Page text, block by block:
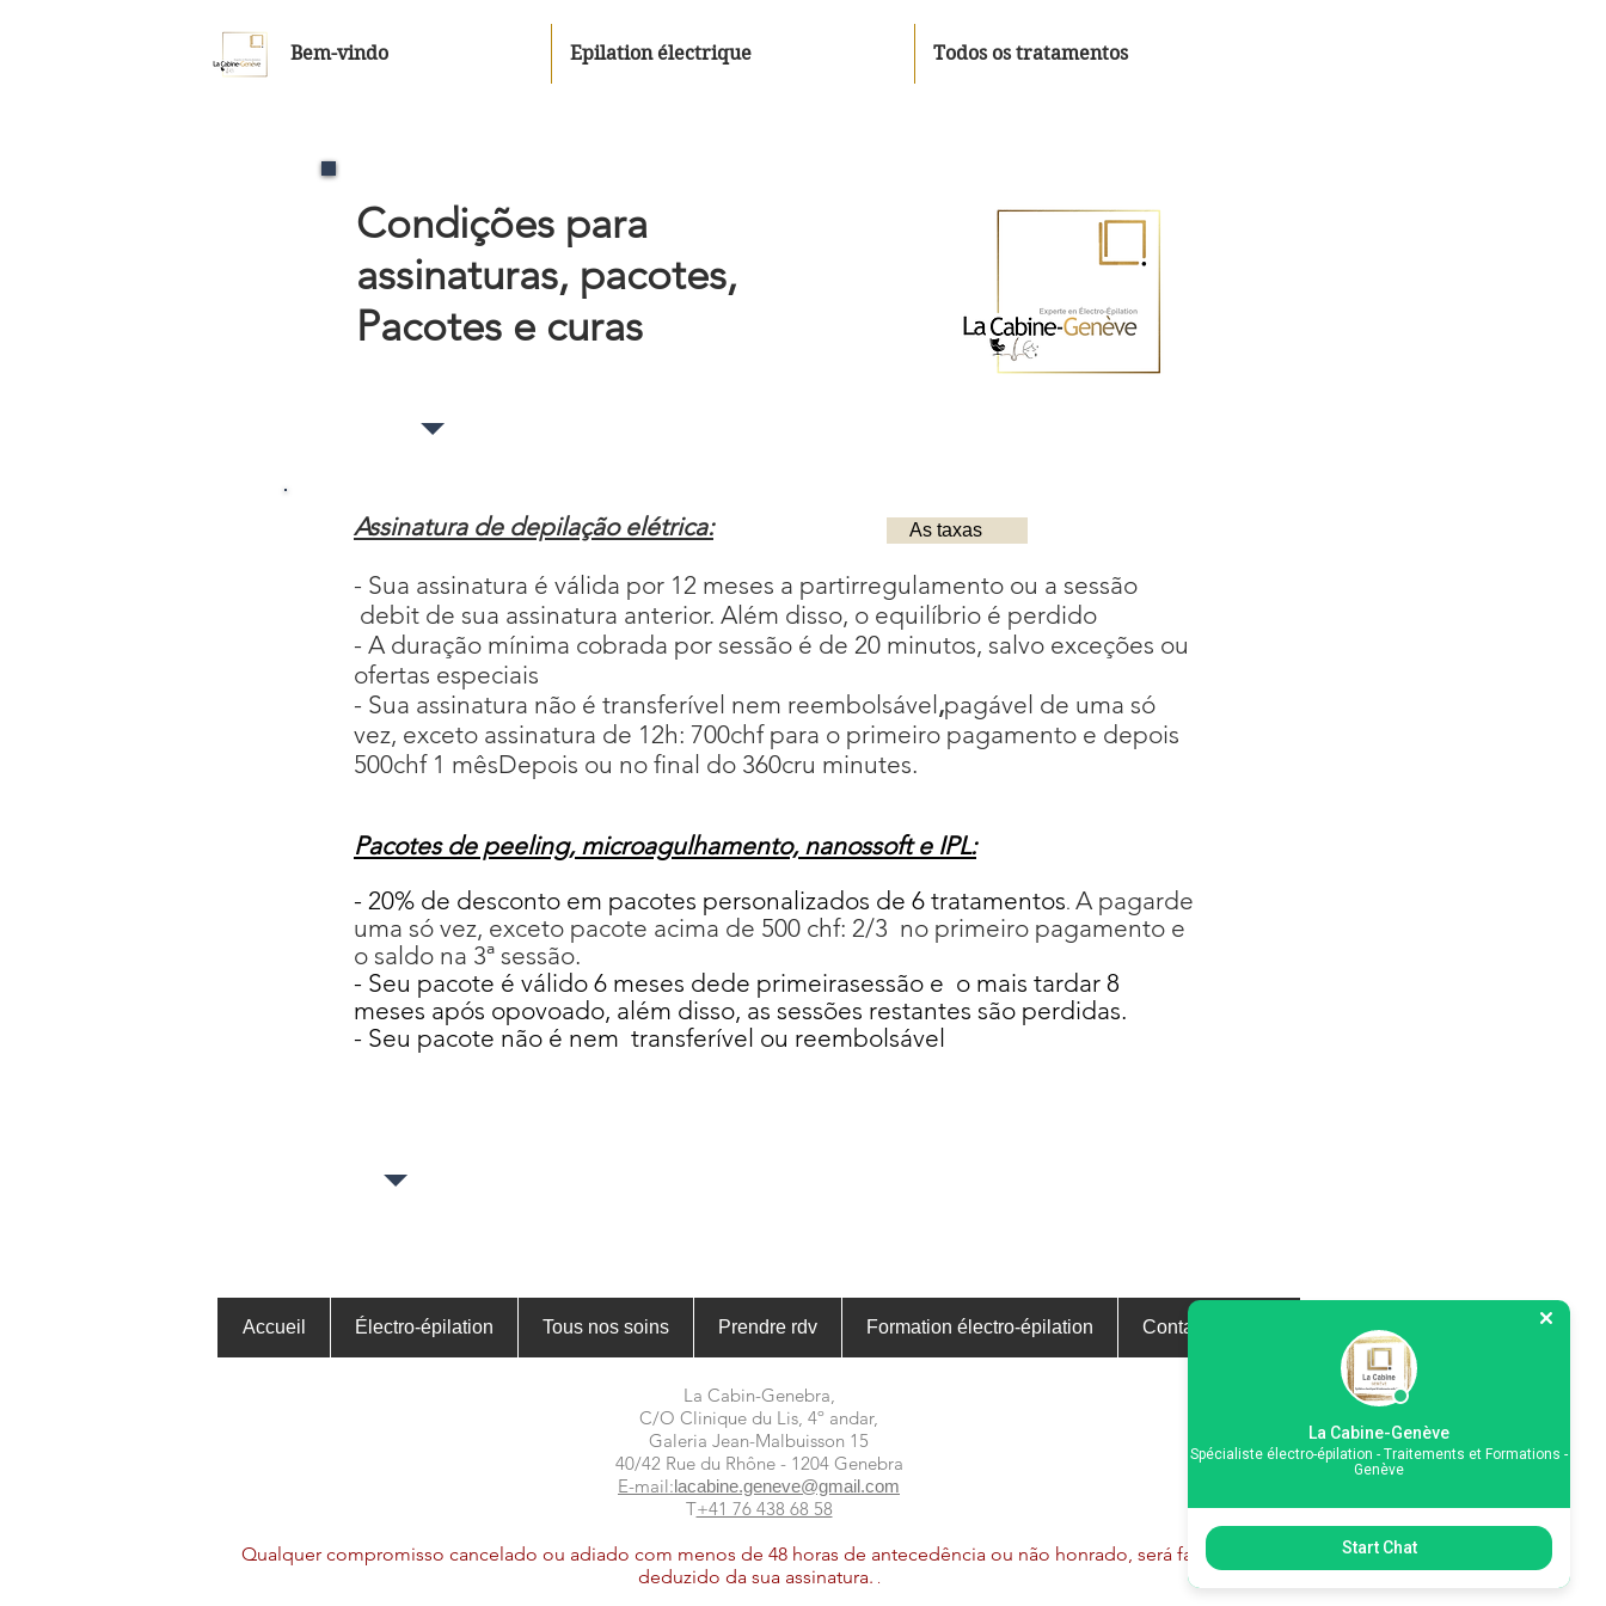
Bem-vindo Epilation électrique Todos os tratamentos
Condições para
assinaturas, pacotes,
Pacotes e curas
As taxas
Assinatura de depilação elétrica:
- Sua assinatura é válida por 12 meses a partirregulamento ou a sessão
debit de sua assinatura anterior. Além disso, o equilíbrio é perdido
- A duração mínima cobrada por sessão é de 20 minutos, salvo exceções ou
ofertas especiais
- Sua assinatura não é transferível nem reembolsável,pagável de uma só
vez, exceto assinatura de 12h: 700chf para o primeiro pagamento e depois
500chf1 mêsDepois ou no final do 360cru minutes.
Pacotes de peeling, microagulhamento, nanossoft e IPL:
- 20% de desconto em pacotes personalizados de 6 tratamentos. A pagarde
uma só vez, exceto pacote acima de 500 chf: 2/3 no primeiro pagamento e
o saldo na 3ª sessão.
- Seu pacote é válido 6 meses dede primeirasessão e o mais tardar 8
meses após opovoado, além disso, as sessões restantes são perdidas.
- Seu pacote não é nem transferível ou reembolsável
Accueil Électro-épilation Tous nos soins Prendre rdv Formation électro-épilation Contactez-nous
La Cabin-Genebra,
C/O Clinique du Lis, 4º andar,
Galeria Jean-Malbuisson 15
40/42 Rue du Rhône - 1204 Genebra
E-mail:lacabine.geneve@gmail.com
T+41 76 438 68 58
Qualquer compromisso cancelado ou adiado com menos de 48 horas de antecedência ou não honrado, será faturado ou
deduzido da sua assinatura. .
La Cabine-Genève
Spécialiste électro-épilation - Traitements et Formations -
Genève
Start Chat